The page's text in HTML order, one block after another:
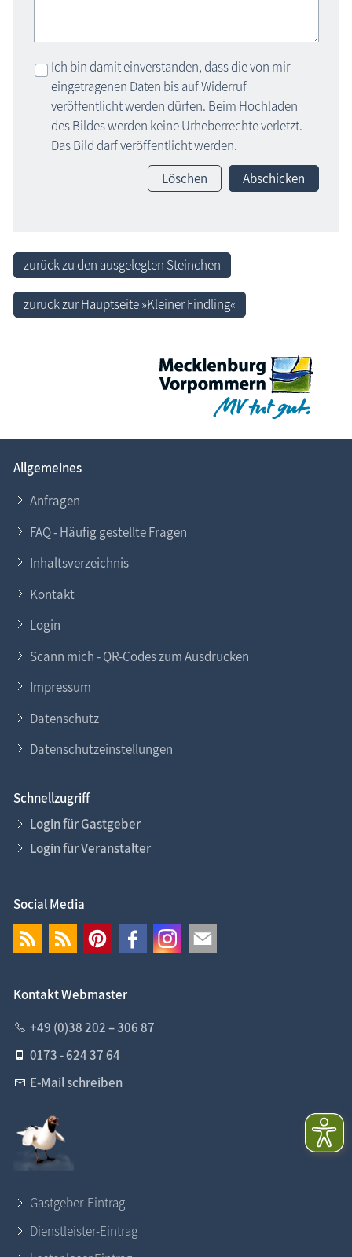
Ich bin damit einverstanden, dass die von mir
eingetragenen Daten bis auf Widerruf
veröffentlicht werden dürfen. Beim Hochladen
des Bildes werden keine Urheberrechte verletzt.
Das Bild darf veröffentlicht werden.
Löschen
Abschicken
zurück zu den ausgelegten Steinchen
zurück zur Hauptseite »Kleiner Findling«
Allgemeines
Anfragen
FAQ - Häufig gestellte Fragen
Inhaltsverzeichnis
Kontakt
Login
Scann mich - QR-Codes zum Ausdrucken
Impressum
Datenschutz
Datenschutzeinstellungen
Schnellzugriff
Login für Gastgeber
Login für Veranstalter
Social Media
Kontakt Webmaster
+49 (0)38 202 – 306 87
0173 - 624 37 64
E-Mail schreiben
Gastgeber-Eintrag
Dienstleister-Eintrag